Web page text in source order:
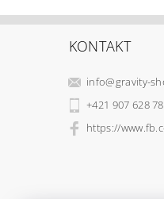
KONTAKT
info@gravity-
+421 907 628
https://